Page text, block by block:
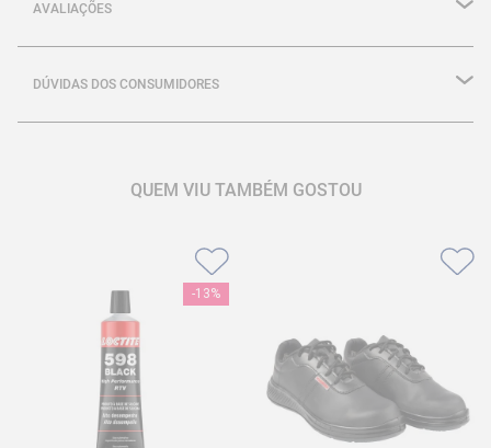
AVALIAÇÕES
DÚVIDAS DOS CONSUMIDORES
QUEM VIU TAMBÉM GOSTOU
-13%